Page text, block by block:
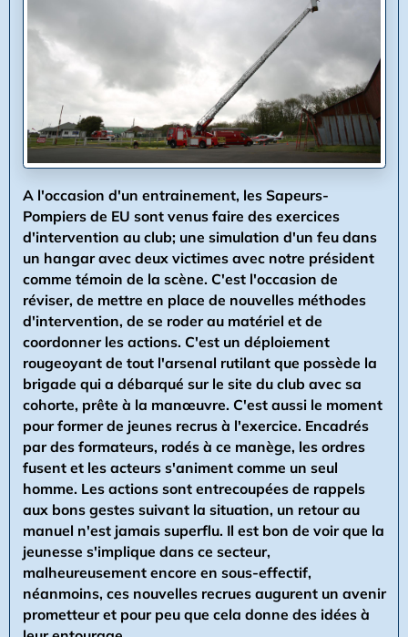
A l'occasion d'un entrainement, les Sapeurs-
Pompiers de EU sont venus faire des exercices
d'intervention au club; une simulation d'un feu dans
un hangar avec deux victimes avec notre président
comme témoin de la scène. C'est l'occasion de
réviser, de mettre en place de nouvelles méthodes
d'intervention, de se roder au matériel et de
coordonner les actions. C'est un déploiement
rougeoyant de tout l'arsenal rutilant que possède la
brigade qui a débarqué sur le site du club avec sa
cohorte, prête à la manœuvre. C'est aussi le moment
pour former de jeunes recrus à l'exercice. Encadrés
par des formateurs, rodés à ce manège, les ordres
fusent et les acteurs s'animent comme un seul
homme. Les actions sont entrecoupées de rappels
aux bons gestes suivant la situation, un retour au
manuel n'est jamais superflu. Il est bon de voir que la
jeunesse s'implique dans ce secteur,
malheureusement encore en sous-effectif,
néanmoins, ces nouvelles recrues augurent un avenir
prometteur et pour peu que cela donne des idées à